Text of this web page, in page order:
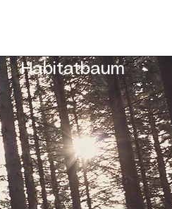
Habitatbaum